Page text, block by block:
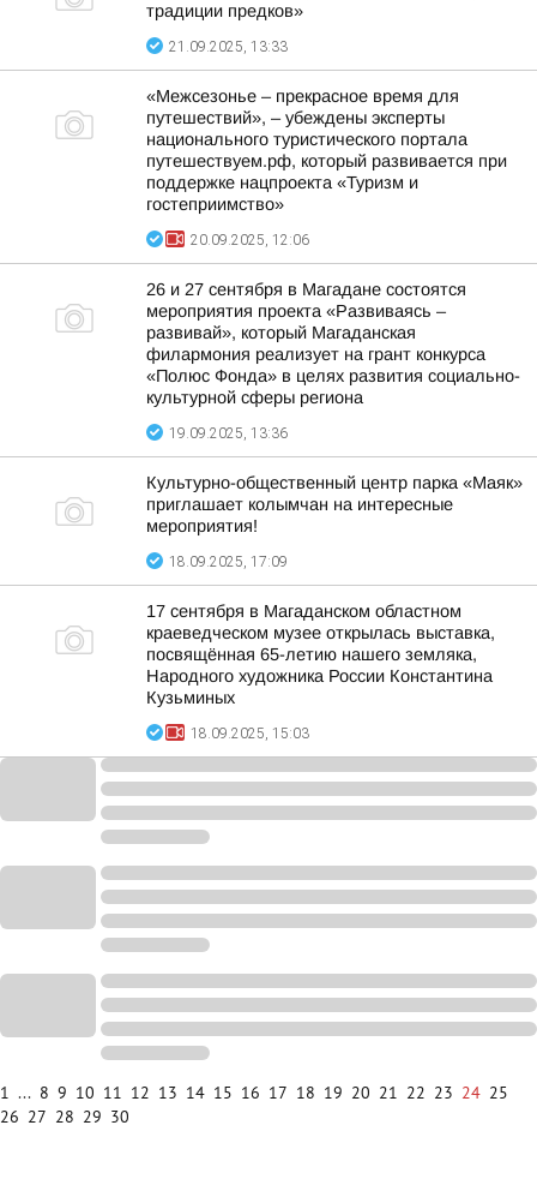
традиции предков»
21.09.2025, 13:33
«Межсезонье – прекрасное время для
путешествий», – убеждены эксперты
национального туристического портала
путешествуем.рф, который развивается при
поддержке нацпроекта «Туризм и
гостеприимство»
20.09.2025, 12:06
26 и 27 сентября в Магадане состоятся
мероприятия проекта «Развиваясь –
развивай», который Магаданская
филармония реализует на грант конкурса
«Полюс Фонда» в целях развития социально-
культурной сферы региона
19.09.2025, 13:36
Культурно-общественный центр парка «Маяк»
приглашает колымчан на интересные
мероприятия!
18.09.2025, 17:09
17 сентября в Магаданском областном
краеведческом музее открылась выставка,
посвящённая 65-летию нашего земляка,
Народного художника России Константина
Кузьминых
18.09.2025, 15:03
1 ... 8 9 10 11 12 13 14 15 16 17 18 19 20 21 22 23 24 25
26 27 28 29 30